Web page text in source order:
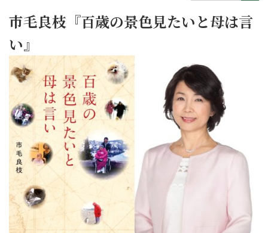
市毛良枝『百歳の景色見たいと母は言
い』